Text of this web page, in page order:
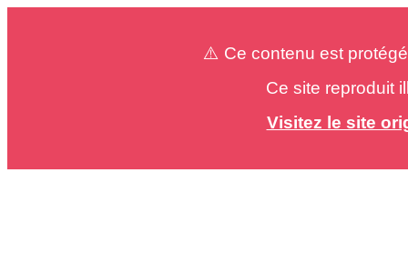
⚠️ Ce contenu est
Ce site reproduit
Visitez le site